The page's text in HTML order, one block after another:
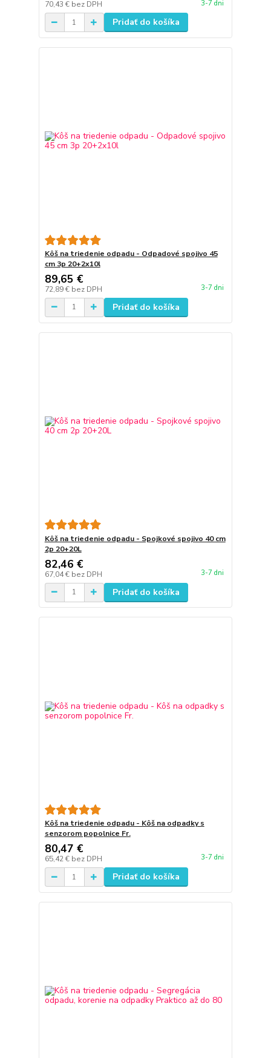
70,43 € bez DPH 3-7 dni
Pridať do košíka
Kôš na triedenie odpadu - Odpadové spojivo 45
cm 3p 20+2x10l
89,65 €
72,89 € bez DPH 3-7 dni
Pridať do košíka
Kôš na triedenie odpadu - Spojkové spojivo 40 cm
2p 20+20L
82,46 €
67,04 € bez DPH 3-7 dni
Pridať do košíka
Kôš na triedenie odpadu - Kôš na odpadky s
senzorom popolnice Fr.
80,47 €
65,42 € bez DPH 3-7 dni
Pridať do košíka